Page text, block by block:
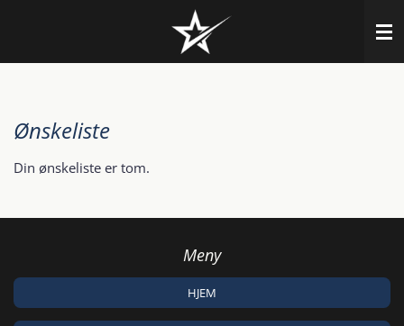
Ønskeliste
Din ønskeliste er tom.
Meny
HJEM